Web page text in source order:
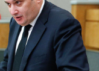
системой;